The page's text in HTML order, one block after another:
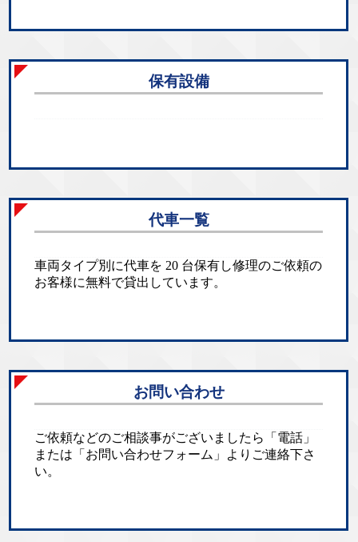
保有設備
代車一覧
車両タイプ別に代車を 20 台保有し修理のご依頼の
お客様に無料で貸出しています。
お問い合わせ
ご依頼などのご相談事がございましたら「電話」
または「お問い合わせフォーム」よりご連絡下さ
い。